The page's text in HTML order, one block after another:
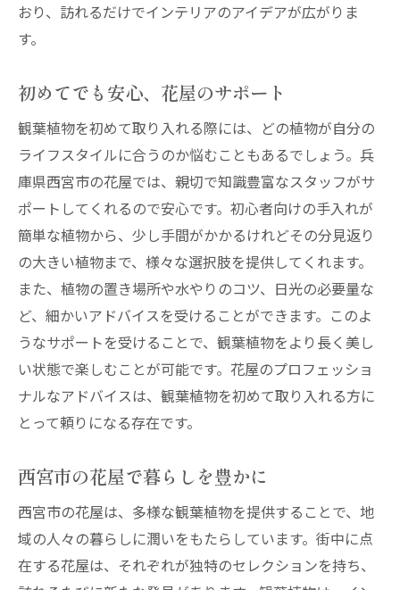
おり、訪れるだけでインテリアのアイデアが広がりま
す。
初めてでも安心、花屋のサポート
観葉植物を初めて取り入れる際には、どの植物が自分の
ライフスタイルに合うのか悩むこともあるでしょう。兵
庫県西宮市の花屋では、親切で知識豊富なスタッフがサ
ポートしてくれるので安心です。初心者向けの手入れが
簡単な植物から、少し手間がかかるけれどその分見返り
の大きい植物まで、様々な選択肢を提供してくれます。
また、植物の置き場所や水やりのコツ、日光の必要量な
ど、細かいアドバイスを受けることができます。このよ
うなサポートを受けることで、観葉植物をより長く美し
い状態で楽しむことが可能です。花屋のプロフェッショ
ナルなアドバイスは、観葉植物を初めて取り入れる方に
とって頼りになる存在です。
西宮市の花屋で暮らしを豊かに
西宮市の花屋は、多様な観葉植物を提供することで、地
域の人々の暮らしに潤いをもたらしています。街中に点
在する花屋は、それぞれが独特のセレクションを持ち、